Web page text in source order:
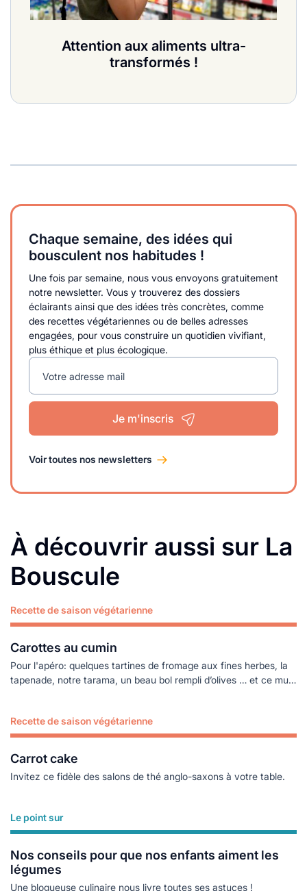
Attention aux aliments ultra-
transformés !
Chaque semaine, des idées qui
bousculent nos habitudes !
Une fois par semaine, nous vous envoyons gratuitement
notre newsletter. Vous y trouverez des dossiers
éclairants ainsi que des idées très concrètes, comme
des recettes végétariennes ou de belles adresses
engagées, pour vous construire un quotidien vivifiant,
plus éthique et plus écologique.
Votre adresse mail
Je m'inscris
Voir toutes nos newsletters
À découvrir aussi sur La
Bouscule
Recette de saison végétarienne
Carottes au cumin
Pour l'apéro: quelques tartines de fromage aux fines herbes, la
tapenade, notre tarama, un beau bol rempli d’olives … et ce must
Lire plus
Recette de saison végétarienne
Carrot cake
Invitez ce fidèle des salons de thé anglo-saxons à votre table.
Lire plus
Le point sur
Nos conseils pour que nos enfants aiment les
légumes
Une blogueuse culinaire nous livre toutes ses astuces !
Lire plus